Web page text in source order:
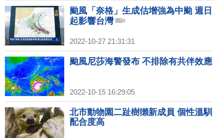
颱風「奈格」生成估增強為中颱 週日
起影響台灣
2022-10-27 21:31:31
颱風尼莎海警發布 不排除有共伴效應
2022-10-15 16:29:05
北市動物園二趾樹獺新成員 個性溫馴
配合度高